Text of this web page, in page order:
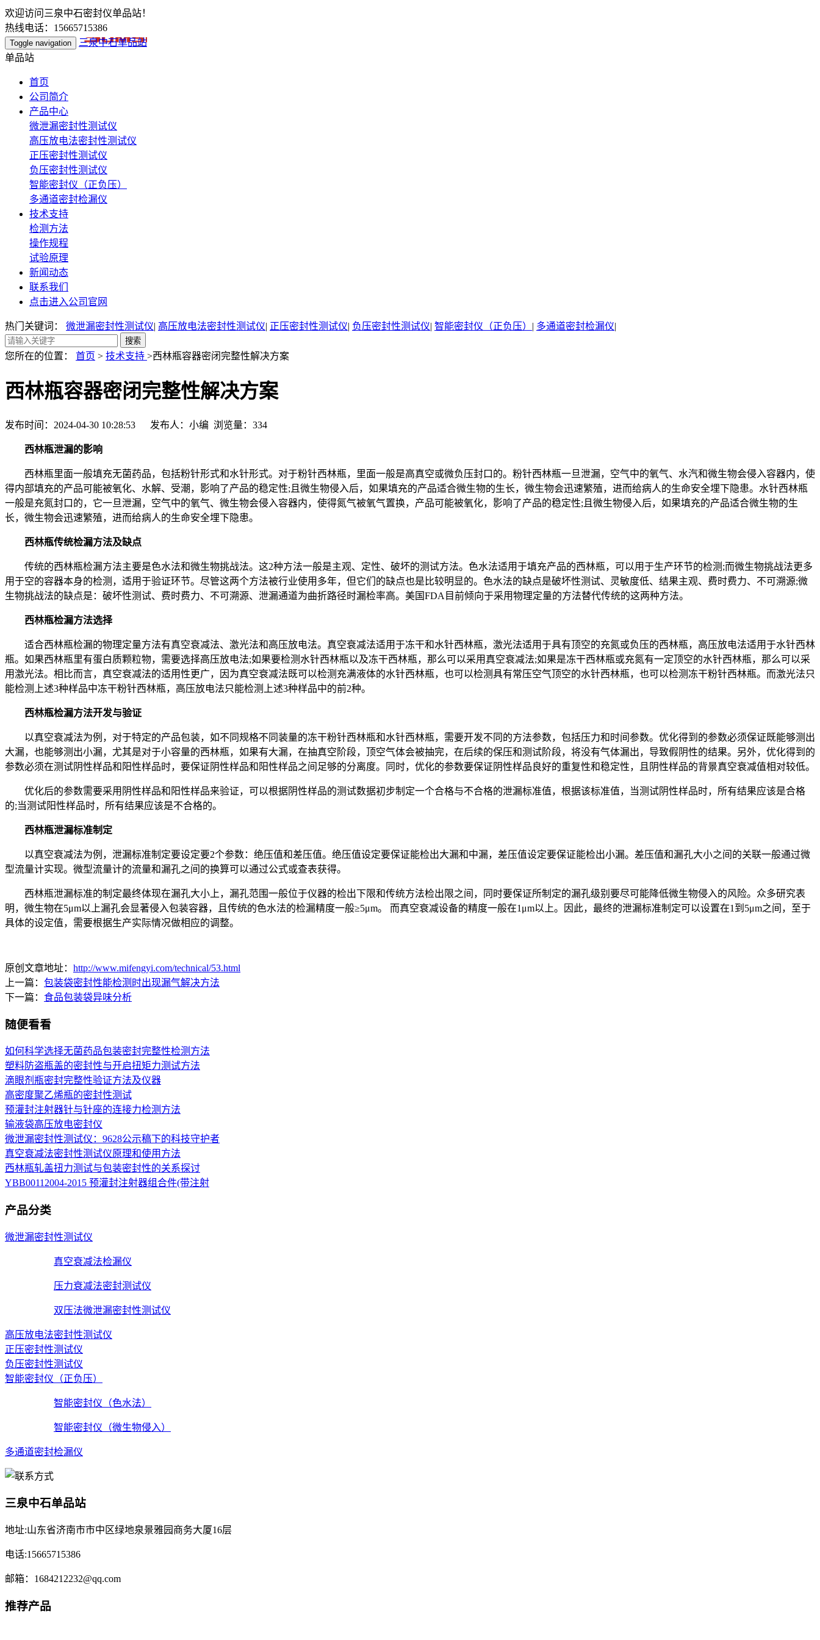
欢迎访问三泉中石密封仪单品站！
热线电话：15665715386
Toggle navigation
三泉中石单品站
单品站
首页
公司简介
产品中心
微泄漏密封性测试仪
高压放电法密封性测试仪
正压密封性测试仪
负压密封性测试仪
智能密封仪（正负压）
多通道密封检漏仪
技术支持
检测方法
操作规程
试验原理
新闻动态
联系我们
点击进入公司官网
热门关键词： 微泄漏密封性测试仪| 高压放电法密封性测试仪| 正压密封性测试仪| 负压密封性测试仪| 智能密封仪（正负压） | 多通道密封检漏仪|
您所在的位置： 首页 > 技术支持 >西林瓶容器密闭完整性解决方案
西林瓶容器密闭完整性解决方案
发布时间：2024-04-30 10:28:53 发布人：小编 浏览量： 334
西林瓶泄漏的影响
西林瓶里面一般填充无菌药品，包括粉针形式和水针形式。对于粉针西林瓶，里面一般是高真空或微负压封口的。粉针西林瓶一旦泄漏，空气中的氧气、水汽和微生物会侵入容器内，使
得内部填充的产品可能被氧化、水解、受潮，影响了产品的稳定性;且微生物侵入后，如果填充的产品适合微生物的生长，微生物会迅速繁殖，进而给病人的生命安全埋下隐患。水针西林瓶
一般是充氮封口的，它一旦泄漏，空气中的氧气、微生物会侵入容器内，使得氮气被氧气置换，产品可能被氧化，影响了产品的稳定性;且微生物侵入后，如果填充的产品适合微生物的生
长，微生物会迅速繁殖，进而给病人的生命安全埋下隐患。
西林瓶传统检漏方法及缺点
传统的西林瓶检漏方法主要是色水法和微生物挑战法。这2种方法一般是主观、定性、破坏的测试方法。色水法适用于填充产品的西林瓶，可以用于生产环节的检测;而微生物挑战法更多
用于空的容器本身的检测，适用于验证环节。尽管这两个方法被行业使用多年，但它们的缺点也是比较明显的。色水法的缺点是破坏性测试、灵敏度低、结果主观、费时费力、不可溯源;微
生物挑战法的缺点是：破坏性测试、费时费力、不可溯源、泄漏通道为曲折路径时漏检率高。美国FDA目前倾向于采用物理定量的方法替代传统的这两种方法。
西林瓶检漏方法选择
适合西林瓶检漏的物理定量方法有真空衰减法、激光法和高压放电法。真空衰减法适用于冻干和水针西林瓶，激光法适用于具有顶空的充氮或负压的西林瓶，高压放电法适用于水针西林
瓶。如果西林瓶里有蛋白质颗粒物，需要选择高压放电法;如果要检测水针西林瓶以及冻干西林瓶，那么可以采用真空衰减法;如果是冻干西林瓶或充氮有一定顶空的水针西林瓶，那么可以采
用激光法。相比而言，真空衰减法的适用性更广，因为真空衰减法既可以检测充满液体的水针西林瓶，也可以检测具有常压空气顶空的水针西林瓶，也可以检测冻干粉针西林瓶。而激光法只
能检测上述3种样品中冻干粉针西林瓶，高压放电法只能检测上述3种样品中的前2种。
西林瓶检漏方法开发与验证
以真空衰减法为例，对于特定的产品包装，如不同规格不同装量的冻干粉针西林瓶和水针西林瓶，需要开发不同的方法参数，包括压力和时间参数。优化得到的参数必须保证既能够测出
大漏，也能够测出小漏，尤其是对于小容量的西林瓶，如果有大漏，在抽真空阶段，顶空气体会被抽完，在后续的保压和测试阶段，将没有气体漏出，导致假阴性的结果。另外，优化得到的
参数必须在测试阴性样品和阳性样品时，要保证阴性样品和阳性样品之间足够的分离度。同时，优化的参数要保证阴性样品良好的重复性和稳定性，且阴性样品的背景真空衰减值相对较低。
优化后的参数需要采用阴性样品和阳性样品来验证，可以根据阴性样品的测试数据初步制定一个合格与不合格的泄漏标准值，根据该标准值，当测试阴性样品时，所有结果应该是合格
的;当测试阳性样品时，所有结果应该是不合格的。
西林瓶泄漏标准制定
以真空衰减法为例，泄漏标准制定要设定要2个参数：绝压值和差压值。绝压值设定要保证能检出大漏和中漏，差压值设定要保证能检出小漏。差压值和漏孔大小之间的关联一般通过微
型流量计实现。微型流量计的流量和漏孔之间的换算可以通过公式或查表获得。
西林瓶泄漏标准的制定最终体现在漏孔大小上，漏孔范围一般位于仪器的检出下限和传统方法检出限之间，同时要保证所制定的漏孔级别要尽可能降低微生物侵入的风险。众多研究表
明，微生物在5μm以上漏孔会显著侵入包装容器，且传统的色水法的检漏精度一般≥5μm。 而真空衰减设备的精度一般在1μm以上。因此，最终的泄漏标准制定可以设置在1到5μm之间，至于
具体的设定值，需要根据生产实际情况做相应的调整。
原创文章地址： http://www.mifengyi.com/technical/53.html
上一篇： 包装袋密封性能检测时出现漏气解决方法
下一篇： 食品包装袋异味分析
随便看看
如何科学选择无菌药品包装密封完整性检测方法
塑料防盗瓶盖的密封性与开启扭矩力测试方法
滴眼剂瓶密封完整性验证方法及仪器
高密度聚乙烯瓶的密封性测试
预灌封注射器针与针座的连接力检测方法
输液袋高压放电密封仪
微泄漏密封性测试仪：9628公示稿下的科技守护者
真空衰减法密封性测试仪原理和使用方法
西林瓶轧盖扭力测试与包装密封性的关系探讨
YBB00112004-2015 预灌封注射器组合件(带注射
产品分类
微泄漏密封性测试仪
真空衰减法检漏仪
压力衰减法密封测试仪
双压法微泄漏密封性测试仪
高压放电法密封性测试仪
正压密封性测试仪
负压密封性测试仪
智能密封仪（正负压）
智能密封仪（色水法）
智能密封仪（微生物侵入）
多通道密封检漏仪
三泉中石单品站
地址:山东省济南市市中区绿地泉景雅园商务大厦16层
电话:15665715386
邮箱：1684212232@qq.com
推荐产品